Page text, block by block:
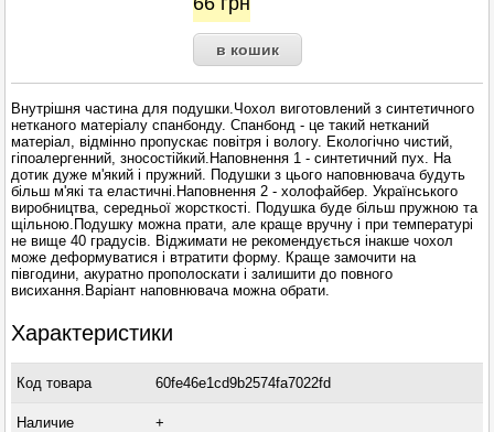
Внутрішня частина для подушки.Чохол виготовлений з синтетичного
нетканого матеріалу спанбонду. Спанбонд - це такий нетканий
матеріал, відмінно пропускає повітря і вологу. Екологічно чистий,
гіпоалергенний, зносостійкий.Наповнення 1 - синтетичний пух. На
дотик дуже м'який і пружний. Подушки з цього наповнювача будуть
більш м'які та еластичні.Наповнення 2 - холофайбер. Українського
виробництва, середньої жорсткості. Подушка буде більш пружною та
щільною.Подушку можна прати, але краще вручну і при температурі
не вище 40 градусів. Віджимати не рекомендується інакше чохол
може деформуватися і втратити форму. Краще замочити на
півгодини, акуратно прополоскати і залишити до повного
висихання.Варіант наповнювача можна обрати.
Характеристики
Код товара 60fe46e1cd9b2574fa7022fd
Наличие +